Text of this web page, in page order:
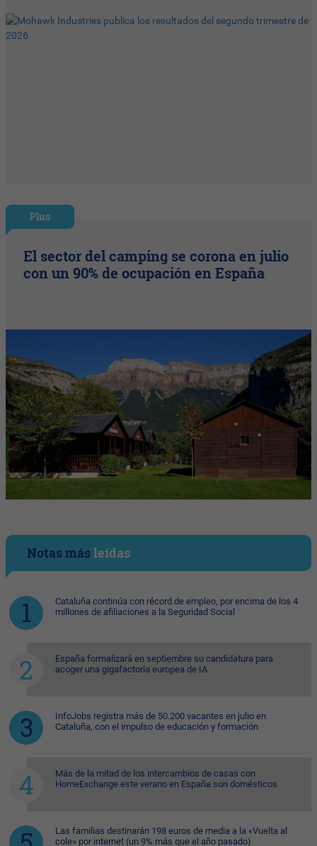
Plus
El sector del camping se corona en julio
con un 90% de ocupación en España
Notas másleídas
Cataluña continúa con récord de empleo, por encima de los 4
millones de afiliaciones a la Seguridad Social
España formalizará en septiembre su candidatura para
acoger una gigafactoría europea de IA
InfoJobs registra más de 50.200 vacantes en julio en
Cataluña, con el impulso de educación y formación
Más de la mitad de los intercambios de casas con
HomeExchange este verano en España son domésticos
Las familias destinarán 198 euros de media a la «Vuelta al
cole» por internet (un 9% más que el año pasado)